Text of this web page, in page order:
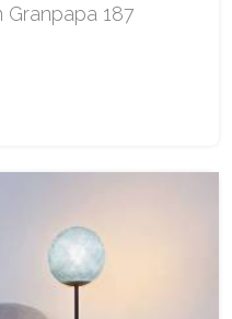
Granpapa 187